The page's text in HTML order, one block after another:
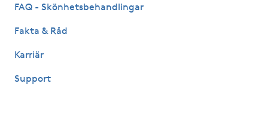
FAQ - Skönhetsbehandlingar
Fakta & Råd
Karriär
Support